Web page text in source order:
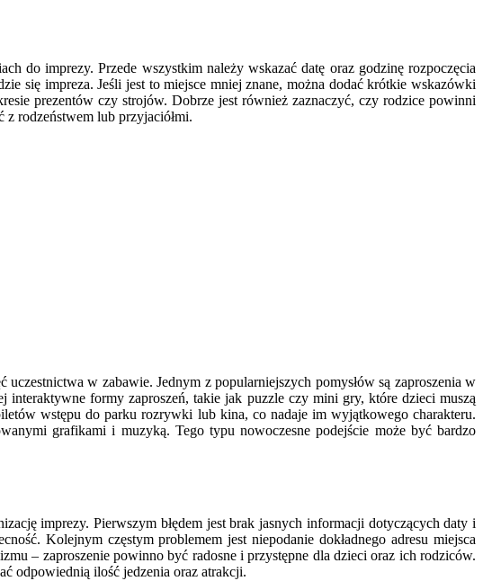
do imprezy. Przede wszystkim należy wskazać datę oraz godzinę rozpoczęcia
się impreza. Jeśli jest to miejsce mniej znane, można dodać krótkie wskazówki
prezentów czy strojów. Dobrze jest również zaznaczyć, czy rodzice powinni
z rodzeństwem lub przyjaciółmi.
w zabawie. Jednym z popularniejszych pomysłów są zaproszenia w
formy zaproszeń, takie jak puzzle czy mini gry, które dzieci muszą
wstępu do parku rozrywki lub kina, co nadaje im wyjątkowego charakteru.
grafikami i muzyką. Tego typu nowoczesne podejście może być bardzo
imprezy. Pierwszym błędem jest brak jasnych informacji dotyczących daty i
Kolejnym częstym problemem jest niepodanie dokładnego adresu miejsca
– zaproszenie powinno być radosne i przystępne dla dzieci oraz ich rodziców.
odpowiednią ilość jedzenia oraz atrakcji.